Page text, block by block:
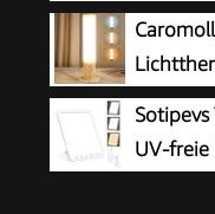
Einstellbaren
Timer, LED
Holzmaserung)
Helligkeitsstufen,
Flimmer- und UV-
UV-freie